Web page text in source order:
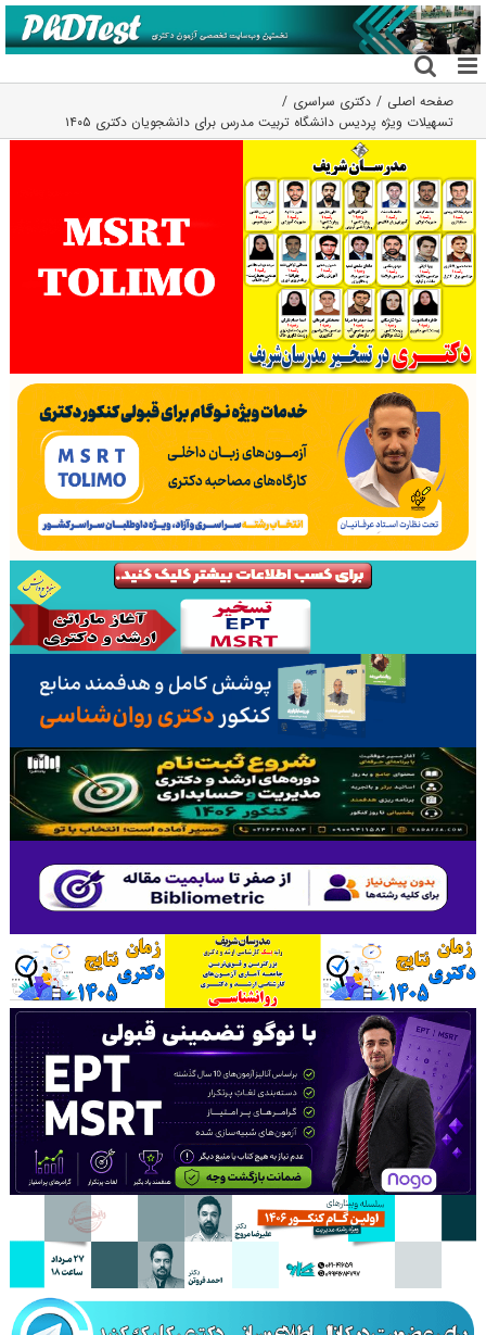
رفتن
به
محتوا
صفحه اصلی
دکتری سراسری
تسهیلات ویژه پردیس دانشگاه تربیت مدرس برای دانشجویان دکتری ۱۴۰۵